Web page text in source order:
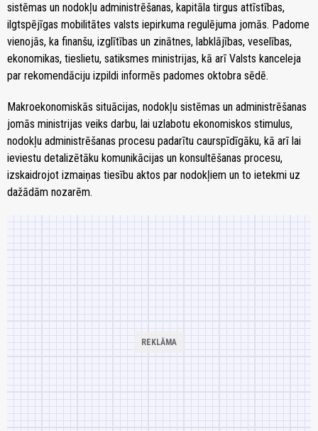
sistēmas un nodokļu administrēšanas, kapitāla tirgus attīstības,
ilgtspējīgas mobilitātes valsts iepirkuma regulējuma jomās. Padome
vienojās, ka finanšu, izglītības un zinātnes, labklājības, veselības,
ekonomikas, tieslietu, satiksmes ministrijas, kā arī Valsts kanceleja
par rekomendāciju izpildi informēs padomes oktobra sēdē.
Makroekonomiskās situācijas, nodokļu sistēmas un administrēšanas
jomās ministrijas veiks darbu, lai uzlabotu ekonomiskos stimulus,
nodokļu administrēšanas procesu padarītu caurspīdīgāku, kā arī lai
ieviestu detalizētāku komunikācijas un konsultēšanas procesu,
izskaidrojot izmaiņas tiesību aktos par nodokļiem un to ietekmi uz
dažādām nozarēm.